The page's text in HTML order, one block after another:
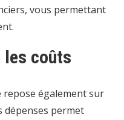
vous permettant
les coûts
repose également sur
dépenses permet